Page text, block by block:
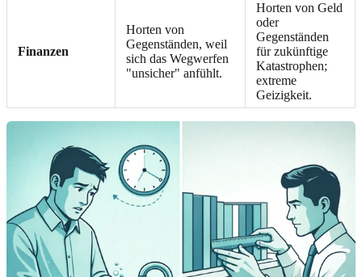
Finanzen
Horten von
Gegenständen, weil
sich das Wegwerfen
"unsicher" anfühlt.
Horten von Geld
oder
Gegenständen
für zukünftige
Katastrophen;
extreme
Geizigkeit.